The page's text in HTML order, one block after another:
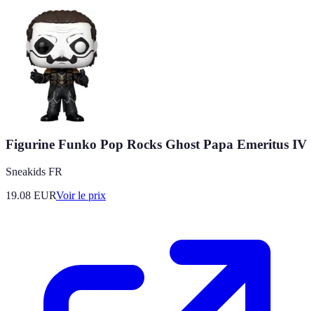
Figurine Funko Pop Rocks Ghost Papa Emeritus IV
Sneakids FR
19.08 EURVoir le prix